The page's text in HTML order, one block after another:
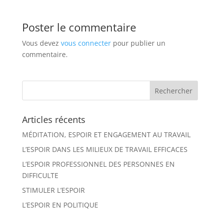
Poster le commentaire
Vous devez vous connecterpour publier un
commentaire.
Articles récents
MÉDITATION, ESPOIR ET ENGAGEMENT AU TRAVAIL
L’ESPOIR DANS LES MILIEUX DE TRAVAIL EFFICACES
L’ESPOIR PROFESSIONNEL DES PERSONNES EN
DIFFICULTE
STIMULER L’ESPOIR
L’ESPOIR EN POLITIQUE